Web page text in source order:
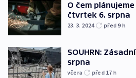
O čem
čtvrtek 6. srpna
23. 3. 2024 před 9 h
SOUHRN:
srpna
včera před 17 h